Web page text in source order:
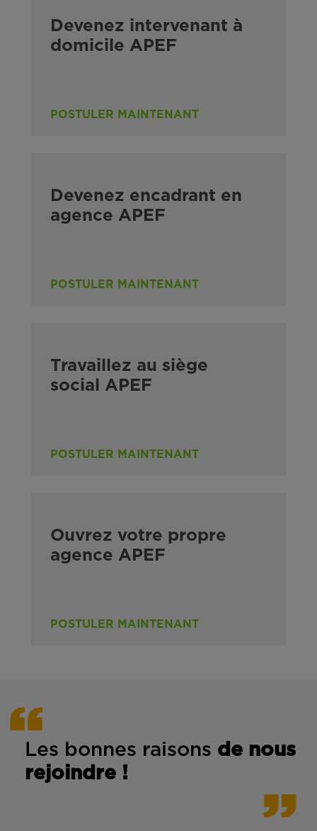
Devenez intervenant à
domicile APEF
POSTULER MAINTENANT
Devenez encadrant en
agence APEF
POSTULER MAINTENANT
Travaillez au siège
social APEF
POSTULER MAINTENANT
Ouvrez votre propre
agence APEF
POSTULER MAINTENANT
Les bonnes raisons de nous
rejoindre !